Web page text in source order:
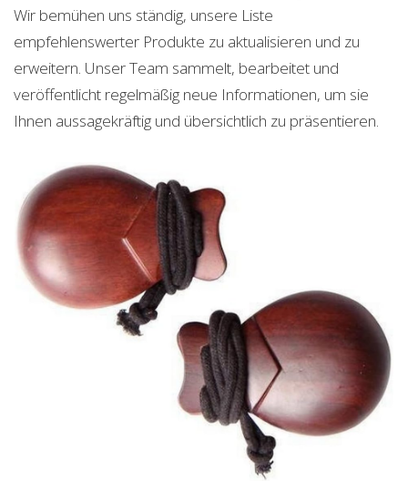
Wir bemühen uns ständig, unsere Liste
empfehlenswerter Produkte zu aktualisieren und zu
erweitern. Unser Team sammelt, bearbeitet und
veröffentlicht regelmäßig neue Informationen, um sie
Ihnen aussagekräftig und übersichtlich zu präsentieren.